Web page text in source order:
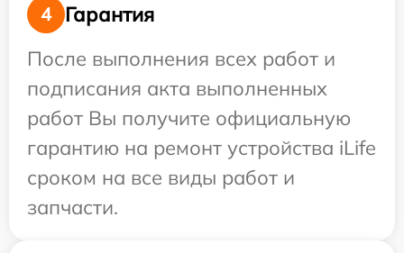
4
Гарантия
После выполнения всех работ и
подписания акта выполненных
работ Вы получите официальную
гарантию на ремонт устройства iLife
сроком на все виды работ и
запчасти.